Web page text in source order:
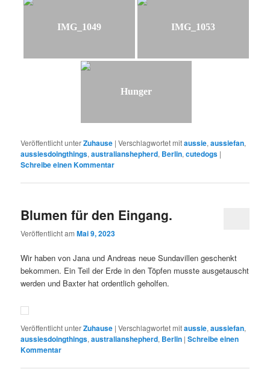
IMG_1049 IMG_1053
Hunger
Veröffentlicht unterZuhause |Verschlagwortet mitaussie,aussiefan,
aussiesdoingthings,australianshepherd, Berlin,cutedogs |
Schreibe einen Kommentar
Blumen für den Eingang.
Veröffentlicht amMai 9, 2023
Wir haben von Jana und Andreas neue Sundavillen geschenkt
bekommen. Ein Teil der Erde in den Töpfen musste ausgetauscht
werden und Baxter hat ordentlich geholfen.
Veröffentlicht unterZuhause |Verschlagwortet mitaussie,aussiefan,
aussiesdoingthings,australianshepherd, Berlin |Schreibe einen
Kommentar